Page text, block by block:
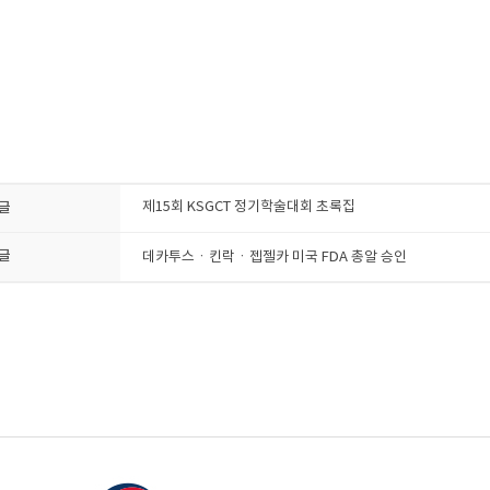
제15회 KSGCT 정기학술대회 초록집
데카투스ㆍ킨락ㆍ젭젤카 미국 FDA 총알 승인